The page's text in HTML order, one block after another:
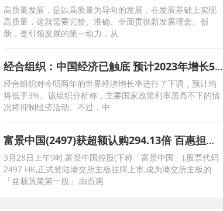
高质量发展，是以高质量为导向的发展，在发展基础上实现
高质量，这就需要完整、准确、全面贯彻新发展理念。创
新，是引领发展的第一动力，从
经合组织：中国经济已触底 预计2023年增长5.2％
经合组织对今明两年的世界经济增长率进行了下调，预计均
将低于3%。该组织分析称，主要国家政策利率居高不下的情
况将抑制经济活动。不过，中
富景中国(2497)获超额认购294.13倍 百惠担任联席牵头经办人
3月28日上午9时,富景中国控股(下称「富景中国」),股票代码
2497 HK,正式登陆港交所主板挂牌上市,成为港交所主板的
「盆栽蔬菜第一股」,由百惠